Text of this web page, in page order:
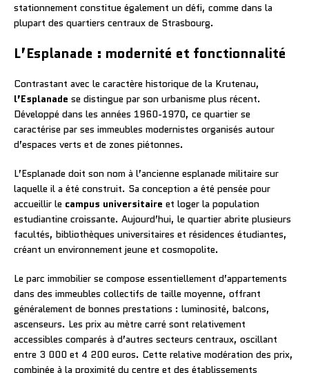
stationnement constitue également un défi, comme dans la
plupart des quartiers centraux de Strasbourg.
L’Esplanade : modernité et fonctionnalité
Contrastant avec le caractère historique de la Krutenau,
l’Esplanade se distingue par son urbanisme plus récent.
Développé dans les années 1960-1970, ce quartier se
caractérise par ses immeubles modernistes organisés autour
d’espaces verts et de zones piétonnes.
L’Esplanade doit son nom à l’ancienne esplanade militaire sur
laquelle il a été construit. Sa conception a été pensée pour
accueillir le campus universitaire et loger la population
estudiantine croissante. Aujourd’hui, le quartier abrite plusieurs
facultés, bibliothèques universitaires et résidences étudiantes,
créant un environnement jeune et cosmopolite.
Le parc immobilier se compose essentiellement d’appartements
dans des immeubles collectifs de taille moyenne, offrant
généralement de bonnes prestations : luminosité, balcons,
ascenseurs. Les prix au mètre carré sont relativement
accessibles comparés à d’autres secteurs centraux, oscillant
entre 3 000 et 4 200 euros. Cette relative modération des prix,
combinée à la proximité du centre et des établissements